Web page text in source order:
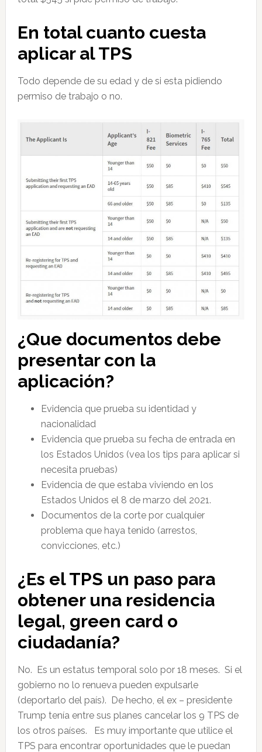
En total cuanto cuesta
aplicar al TPS
Todo depende de su edad y de si esta pidiendo
permiso de trabajo o no.
¿Que documentos debe
presentar con la
aplicación?
Evidencia que prueba su identidad y
nacionalidad
Evidencia que prueba su fecha de entrada en
los Estados Unidos (vea los tips para aplicar si
necesita pruebas)
Evidencia de que estaba viviendo en los
Estados Unidos el 8 de marzo del 2021.
Documentos de la corte por cualquier
problema que haya tenido (arrestos,
convicciones, etc.)
¿Es el TPS un paso para
obtener una residencia
legal, green card o
ciudadanía?
No. Es un estatus temporal solo por 18 meses. Si el
gobierno no lo renueva pueden expulsarle
(deportarlo del país). De hecho, el ex – presidente
Trump tenía entre sus planes cancelar los 9 TPS de
los otros países. Es muy importante que utilice el
TPS para encontrar oportunidades que le puedan